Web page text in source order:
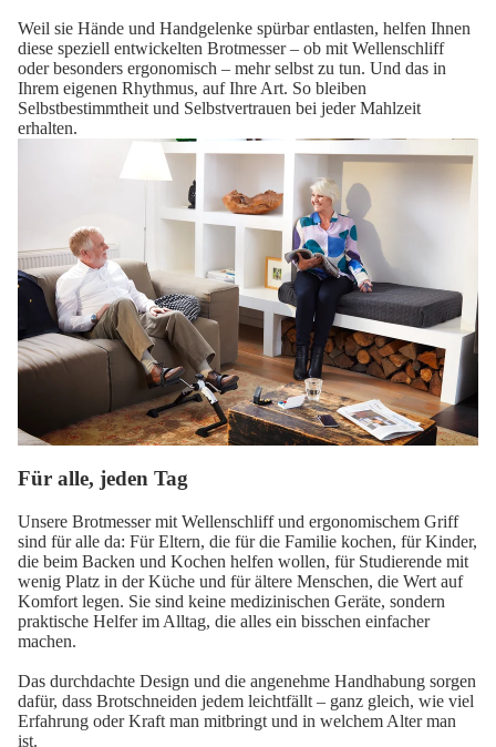
Weil sie Hände und Handgelenke spürbar entlasten, helfen Ihnen
diese speziell entwickelten Brotmesser – ob mit Wellenschliff
oder besonders ergonomisch – mehr selbst zu tun. Und das in
Ihrem eigenen Rhythmus, auf Ihre Art. So bleiben
Selbstbestimmtheit und Selbstvertrauen bei jeder Mahlzeit
erhalten.
Für alle, jeden Tag
Unsere Brotmesser mit Wellenschliff und ergonomischem Griff
sind für alle da: Für Eltern, die für die Familie kochen, für Kinder,
die beim Backen und Kochen helfen wollen, für Studierende mit
wenig Platz in der Küche und für ältere Menschen, die Wert auf
Komfort legen. Sie sind keine medizinischen Geräte, sondern
praktische Helfer im Alltag, die alles ein bisschen einfacher
machen.
Das durchdachte Design und die angenehme Handhabung sorgen
dafür, dass Brotschneiden jedem leichtfällt – ganz gleich, wie viel
Erfahrung oder Kraft man mitbringt und in welchem Alter man
ist.